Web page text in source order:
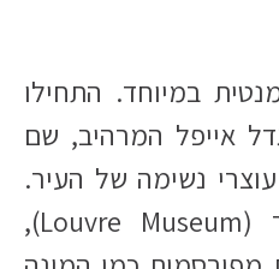
במיוחד. התחילו
אייפל המרהיב, שם
נשימה של העיר.
בקרו במוזיאון הלובר (Louvre Museum),